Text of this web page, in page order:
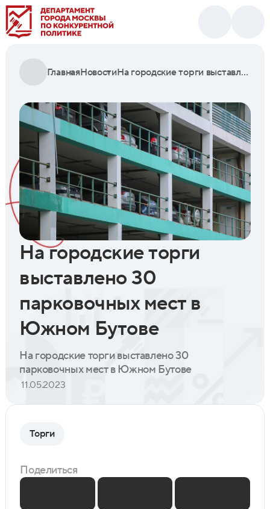
ГлавнаяНовости На городские торги выставлено 30 парковочных мест в Южном Бутове
На городские торги
выставлено 30
парковочных мест в
Южном Бутове
На городские торги выставлено 30
парковочных мест в Южном Бутове
11.05.2023
Торги
Поделиться